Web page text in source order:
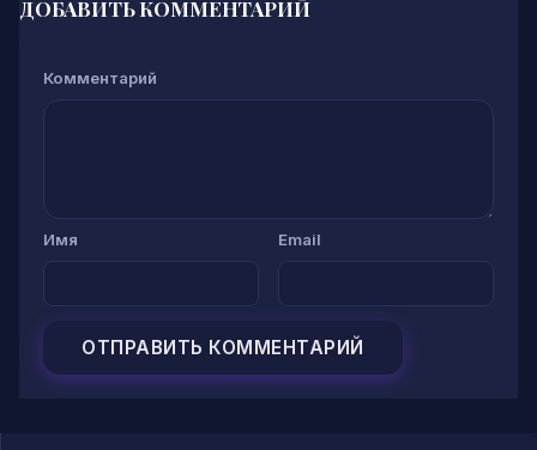
ДОБАВИТЬ КОММЕНТАРИЙ
Комментарий
Имя Email